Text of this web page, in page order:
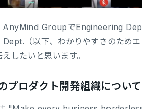
AnyMind GroupでEngineering
（以下、わかりやすさのため
したいと思います。
プロダクト開発組織について